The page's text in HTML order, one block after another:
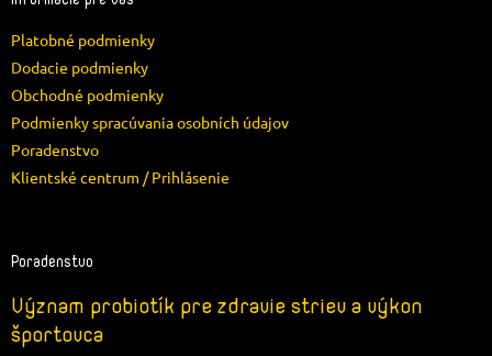
Platobné podmienky
Dodacie podmienky
Obchodné podmienky
Podmienky spracúvania osobních údajov
Poradenstvo
Klientské centrum / Prihlásenie
Poradenstvo
Význam probiotík pre zdravie striev a výkon
športovca